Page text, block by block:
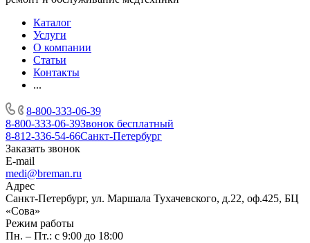
Каталог
Услуги
О компании
Статьи
Контакты
...
8-800-333-06-39
8-800-333-06-39Звонок бесплатный
8-812-336-54-66Санкт-Петербург
Заказать звонок
E-mail
medi@breman.ru
Адрес
Санкт-Петербург, ул. Маршала Тухачевского, д.22, оф.425, БЦ
«Сова»
Режим работы
Пн. – Пт.: с 9:00 до 18:00